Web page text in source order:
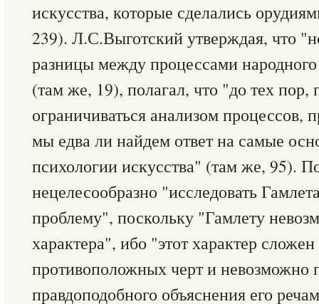
искусства, которые сделались
239). Л.С.Выготский утверждая, что
разницы между процессами
(там же, 19), полагал, что "до тех
ограничиваться анализом процессов,
мы едва ли найдем ответ на самые
психологии искусства" (там же, 95).
нецелесообразно "исследовать
проблему", поскольку "Гамлету
характера", ибо "этот характер
противоположных черт и невозможно
правдоподобного объяснения его